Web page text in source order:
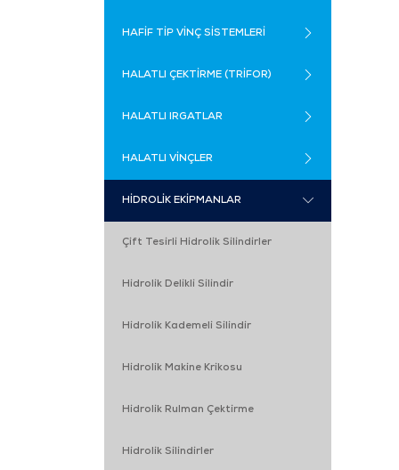
HAFİF TİP VİNÇ SİSTEMLERİ
HALATLI ÇEKTİRME (TRİFOR)
HALATLI IRGATLAR
HALATLI VİNÇLER
HİDROLİK EKİPMANLAR
Çift Tesirli Hidrolik Silindirler
Hidrolik Delikli Silindir
Hidrolik Kademeli Silindir
Hidrolik Makine Krikosu
Hidrolik Rulman Çektirme
Hidrolik Silindirler